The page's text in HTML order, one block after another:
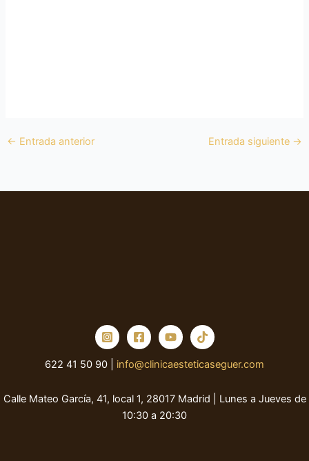
← Entrada anterior Entrada siguiente →
622 41 50 90 | info@clinicaesteticaseguer.com
Calle Mateo García, 41, local 1, 28017 Madrid | Lunes a Jueves de
10:30 a 20:30